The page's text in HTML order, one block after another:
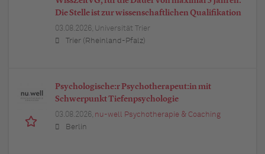
Die Stelle ist zur wissenschaftlichen Qualifikation
03.08.2026, Universität Trier
Trier (Rheinland-Pfalz)
Psychologische:r Psychotherapeut:in mit
Schwerpunkt Tiefenpsychologie
03.08.2026, nu-well Psychotherapie & Coaching
Berlin